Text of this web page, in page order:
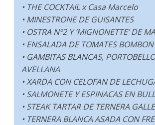
• THE COCKTAIL x Casa Marcelo
• MINESTRONE DE GUISANTES
• OSTRA Nº2 Y ‘MIGNONETTE’ DE
• ENSALADA DE TOMATES
• GAMBITAS BLANCAS,
AVELLANA
• XARDA CON CELOFAN DE
• SALMONETE Y ESPINACAS EN
• STEAK TARTAR DE TERNERA
• TERNERA BLANCA ASADA CON